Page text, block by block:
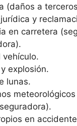
(daños a
y
en carretera
vehículo.
explosión.
lunas.
en